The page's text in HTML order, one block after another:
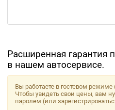
Расширенная гарантия
в нашем автосервисе.
Вы работаете в гостевом
Чтобы увидеть свои цены, вам
паролем (или